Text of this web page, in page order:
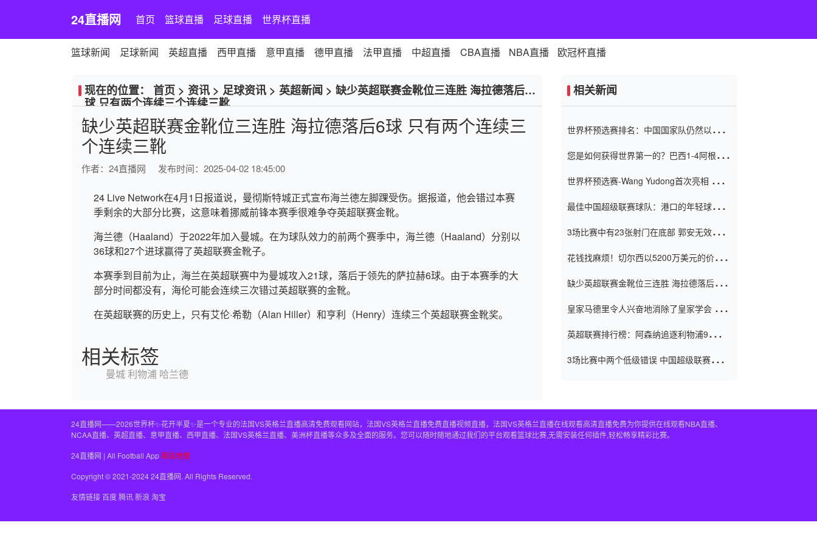
24直播网 首页 篮球直播 足球直播 世界杯直播
篮球新闻 足球新闻 英超直播 西甲直播 意甲直播 德甲直播 法甲直播 中超直播 CBA直播 NBA直播 欧冠杯直播
现在的位置： 首页 > 资讯 > 足球资讯 > 英超新闻 > 缺少英超联赛金靴位三连胜 海拉德落后6
球 只有两个连续三个连续三靴
缺少英超联赛金靴位三连胜 海拉德落后6球 只有两个连续三
个连续三靴
作者： 24直播网 发布时间：2025-04-02 18:45:00
24 Live Network在4月1日报道说，曼彻斯特城正式宣布海兰德左脚踝受伤。据报道，他会错过本赛
季剩余的大部分比赛，这意味着挪威前锋本赛季很难争夺英超联赛金靴。
海兰德（Haaland）于2022年加入曼城。在为球队效力的前两个赛季中，海兰德（Haaland）分别以
36球和27个进球赢得了英超联赛金靴子。
本赛季到目前为止，海兰在英超联赛中为曼城攻入21球，落后于领先的萨拉赫6球。由于本赛季的大
部分时间都没有，海伦可能会连续三次错过英超联赛的金靴。
在英超联赛的历史上，只有艾伦·希勒（Alan Hiller）和亨利（Henry）连续三个英超联赛金靴奖。
相关标签
曼城利物浦 哈兰德
相关新闻
世界杯预选赛排名：中国国家队仍然以6分
您是如何获得世界第一的？巴西1-4阿根
世界杯预选赛-Wang Yudong首次亮相 中国
最佳中国超级联赛球队：港口的年轻球员在
（Taishan）
3场比赛中有23张射门在底部 郭安无效传球
花钱找麻烦！切尔西以5200万美元的价格
窗口
缺少英超联赛金靴位三连胜 海拉德落后6球
皇家马德里令人兴奋地消除了皇家学会 安
英超联赛排行榜：阿森纳追逐利物浦9分 曼
3场比赛中两个低级错误 中国超级联赛的前
24直播网——2026世界杯✨花开半夏✨是一个专业的法国VS英格兰直播高清免费观看网站，法国VS英格兰直播免费直播视频直播，法国VS英格兰直播在线观看高清直播免费为你提供在线观看NBA直播、
NCAA直播、英超直播、意甲直播、西甲直播、法国VS英格兰直播、美洲杯直播等众多及全面的服务。您可以随时随地通过我们的平台观看篮球比赛,无需安装任何插件,轻松畅享精彩比赛。
24直播网 | All Football App 网站地图
Copyright © 2021-2024 24直播网. All Rights Reserved.
友情链接百度腾讯新浪 淘宝